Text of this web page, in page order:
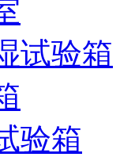
试验箱
验箱